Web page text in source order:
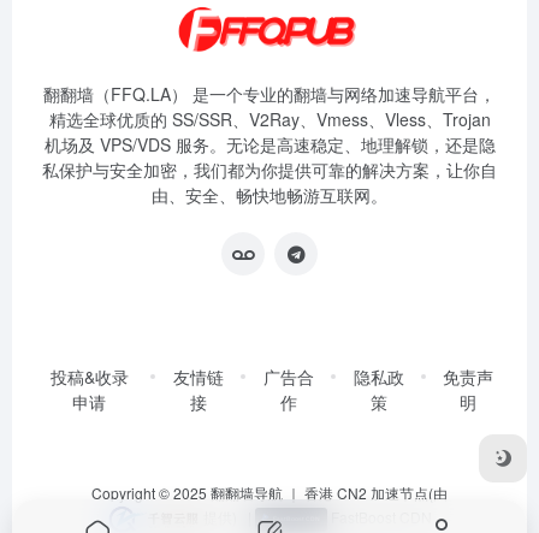
翻翻墙（FFQ.LA） 是一个专业的翻墙与网络加速导航平台，
精选全球优质的 SS/SSR、V2Ray、Vmess、Vless、Trojan
机场及 VPS/VDS 服务。无论是高速稳定、地理解锁，还是隐
私保护与安全加密，我们都为你提供可靠的解决方案，让你自
由、安全、畅快地畅游互联网。
投稿&收录
申请
友情链
接
广告合
作
隐私政
策
免责声
明
Copyright © 2025 翻翻墙导航 ｜ 香港 CN2 加速节点(由